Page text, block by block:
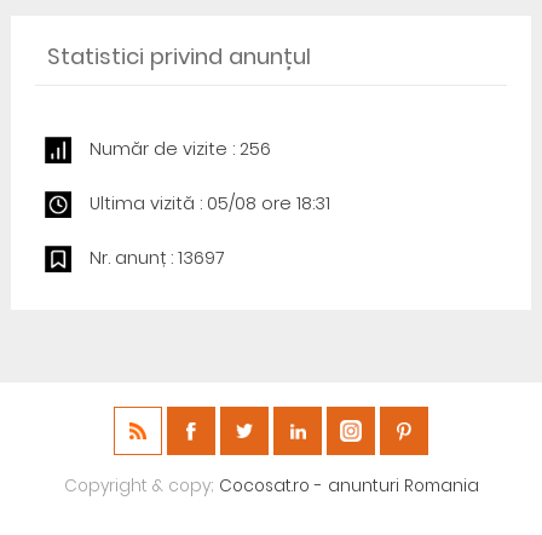
Statistici privind anunțul
Număr de vizite : 256
Ultima vizită : 05/08 ore 18:31
Nr. anunț : 13697
Copyright & copy; Cocosat.ro - anunturi Romania